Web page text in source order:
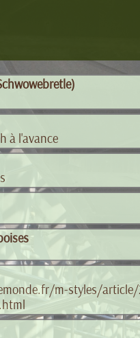
à l'avance
m-styles/